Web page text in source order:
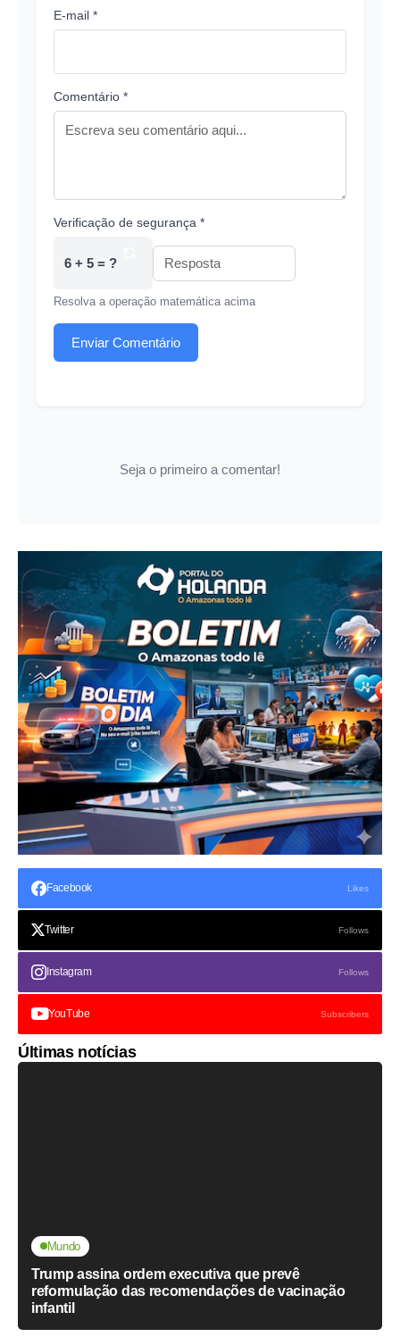
E-mail *
Comentário *
Verificação de segurança *
6 + 5 = ?
Resolva a operação matemática acima
Enviar Comentário
Seja o primeiro a comentar!
Facebook Likes
Twitter Follows
Instagram Follows
YouTube Subscribers
Últimas notícias
Mundo
Trump assina ordem executiva que prevê
reformulação das recomendações de vacinação
infantil